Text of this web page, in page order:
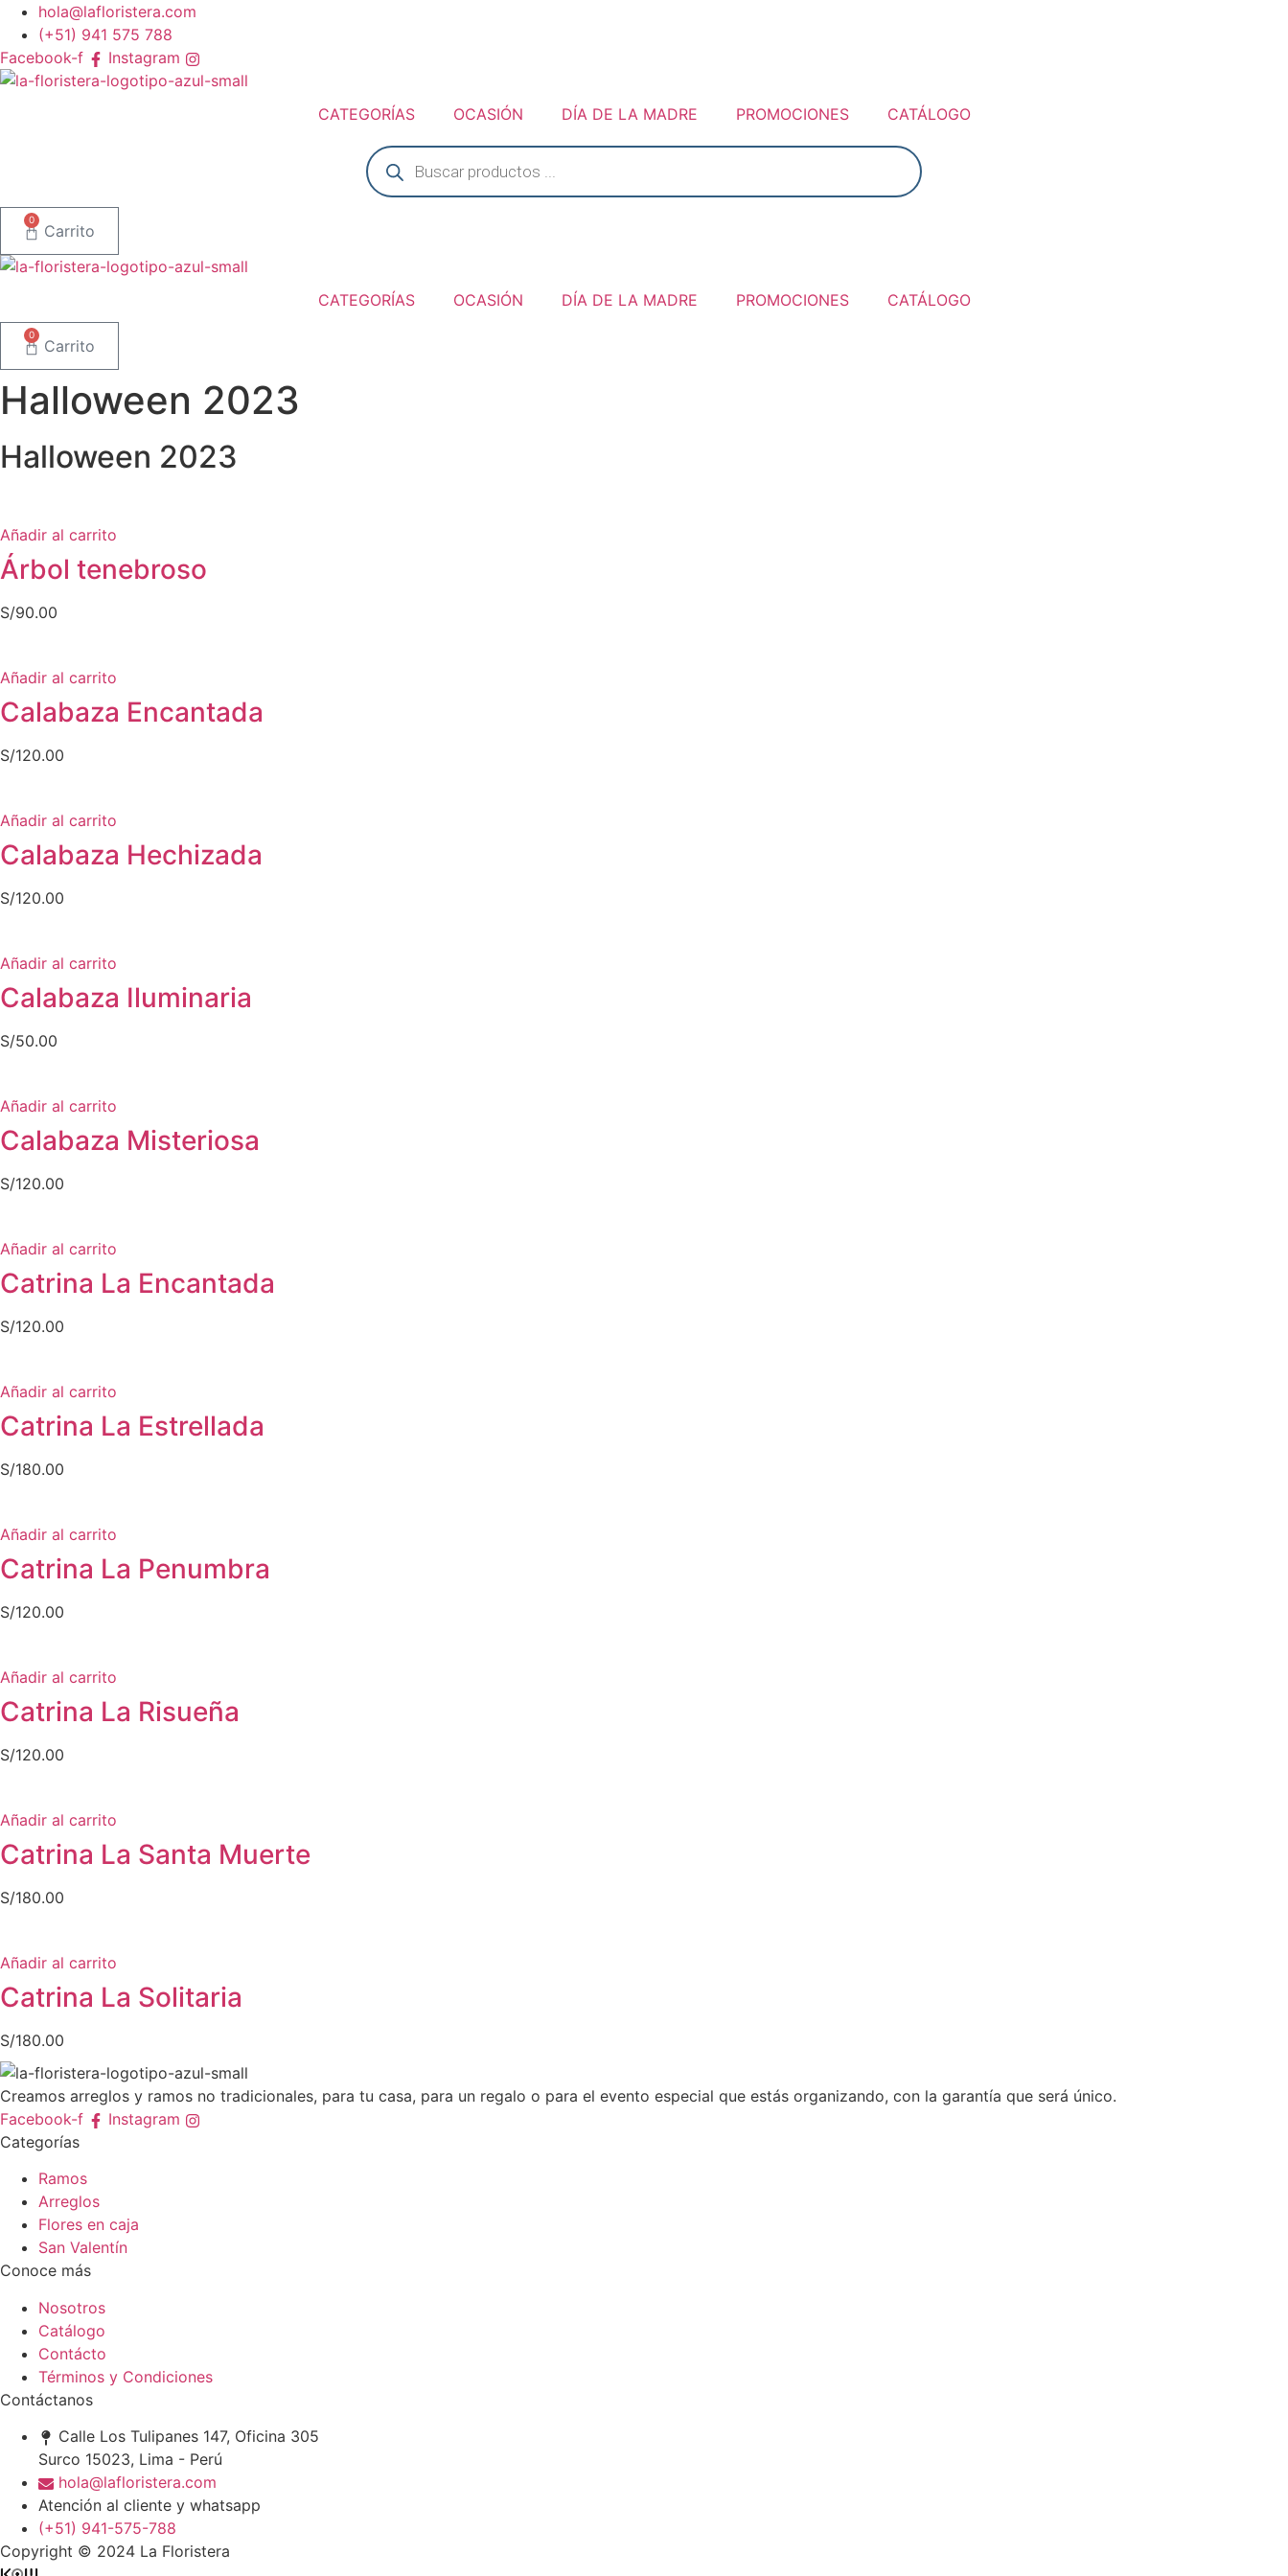
contenido
hola@lafloristera.com
(+51) 941 575 788
Facebook-f
Instagram
CATEGORÍAS OCASIÓN DÍA DE LA MADRE PROMOCIONES
CATÁLOGO
Búsqueda
de
productos
0
Carrito
CATEGORÍAS OCASIÓN DÍA DE LA MADRE PROMOCIONES CATÁLOGO
0
Carrito
Halloween 2023
Halloween 2023
Añadir al carrito
Árbol tenebroso
S/90.00
Añadir al carrito
Calabaza Encantada
S/120.00
Añadir al carrito
Calabaza Hechizada
S/120.00
Añadir al carrito
Calabaza Iluminaria
S/50.00
Añadir al carrito
Calabaza Misteriosa
S/120.00
Añadir al carrito
Catrina La Encantada
S/120.00
Añadir al carrito
Catrina La Estrellada
S/180.00
Añadir al carrito
Catrina La Penumbra
S/120.00
Añadir al carrito
Catrina La Risueña
S/120.00
Añadir al carrito
Catrina La Santa Muerte
S/180.00
Añadir al carrito
Catrina La Solitaria
S/180.00
Creamos arreglos y ramos no tradicionales, para tu casa, para un regalo o para el evento especial que estás organizando, con la garantía que será único.
Facebook-f
Instagram
Categorías
Ramos
Arreglos
Flores en caja
San Valentín
Conoce más
Nosotros
Catálogo
Contácto
Términos y Condiciones
Contáctanos
Calle Los Tulipanes 147, Oficina 305
Surco 15023, Lima - Perú
hola@lafloristera.com
Atención al cliente y whatsapp
(+51) 941-575-788
Copyright © 2024 La Floristera